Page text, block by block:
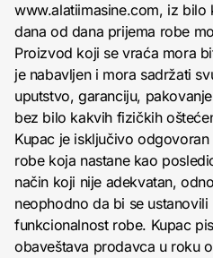
www.alatiimasine.com, iz
dana od dana prijema robe
Proizvod koji se vraća mora
je nabavljen i mora sadržati
uputstvo, garanciju,
bez bilo kakvih fizičkih
Kupac je isključivo
robe koja nastane kao
način koji nije adekvatan,
neophodno da bi se
funkcionalnost robe. Kupac
obaveštava prodavca u roku